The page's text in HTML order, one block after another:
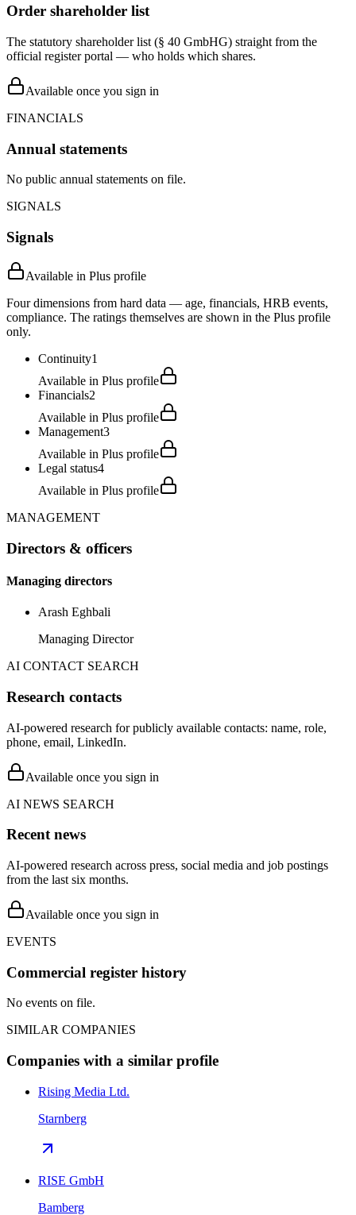
Order shareholder list
The statutory shareholder list (§ 40 GmbHG) straight from the
official register portal — who holds which shares.
Available once you sign in
FINANCIALS
Annual statements
No public annual statements on file.
SIGNALS
Signals
Available in Plus profile
Four dimensions from hard data — age, financials, HRB events,
compliance. The ratings themselves are shown in the Plus profile
only.
Continuity1
Available in Plus profile
Financials2
Available in Plus profile
Management3
Available in Plus profile
Legal status4
Available in Plus profile
MANAGEMENT
Directors & officers
Managing directors
Arash Eghbali
Managing Director
AI CONTACT SEARCH
Research contacts
AI-powered research for publicly available contacts: name, role,
phone, email, LinkedIn.
Available once you sign in
AI NEWS SEARCH
Recent news
AI-powered research across press, social media and job postings
from the last six months.
Available once you sign in
EVENTS
Commercial register history
No events on file.
SIMILAR COMPANIES
Companies with a similar profile
Rising Media Ltd.
Starnberg
RISE GmbH
Bamberg